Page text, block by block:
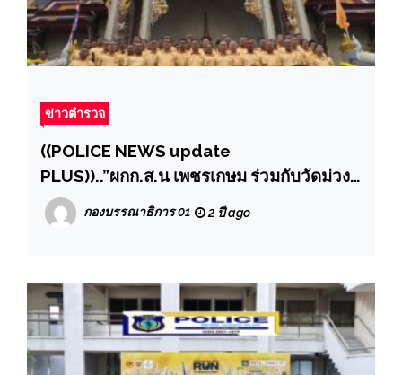
ข่าวตำรวจ
((POLICE NEWS update
PLUS))..”ผกก.ส.น เพชรเกษม ร่วมกับวัดม่วง
จัดกิจกรรมสวดเจริญพระพุทธมนต์เพื่อถวาย
พระพรชัยมงคลเนื่องในโอกาสพระราชพิธี
กองบรรณาธิการ 01 2 ปี ago